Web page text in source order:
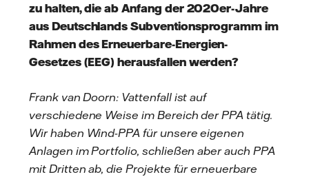
zu halten, die ab Anfang der 2020er-Jahre
aus Deutschlands Subventionsprogramm im
Rahmen des Erneuerbare-Energien-
Gesetzes (EEG) herausfallen werden?
Frank van Doorn: Vattenfall ist auf
verschiedene Weise im Bereich der PPA tätig.
Wir haben Wind-PPA für unsere eigenen
Anlagen im Portfolio, schließen aber auch PPA
mit Dritten ab, die Projekte für erneuerbare